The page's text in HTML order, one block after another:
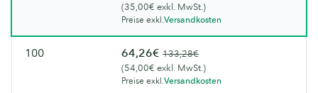
(35,00€ exkl. MwSt.)
Preise exkl.Versandkosten
100 64,26€ 133,28€
(54,00€ exkl. MwSt.)
Preise exkl.Versandkosten